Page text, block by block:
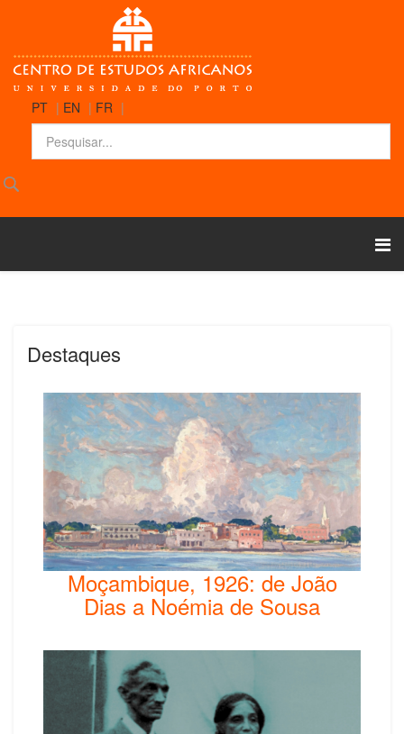
PT | EN | FR |
Destaques
Moçambique, 1926: de João
Dias a Noémia de Sousa